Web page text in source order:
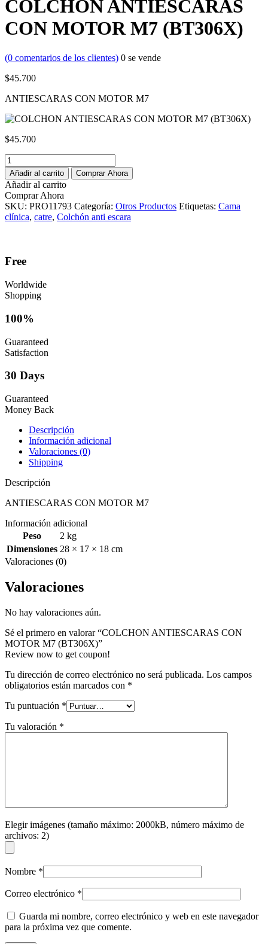
COLCHON ANTIESCARAS
CON MOTOR M7 (BT306X)
(0 comentarios de los clientes) 0 se vende
$45.700
ANTIESCARAS CON MOTOR M7
$45.700
COLCHON
ANTIESCARAS
CON
MOTOR
M7
(BT306X)
cantidad
Añadir al carrito Comprar Ahora
Añadir al carrito
Comprar Ahora
SKU: PRO11793 Categoría: Otros Productos Etiquetas: Cama
clínica, catre, Colchón anti escara
Free
Worldwide
Shopping
100%
Guaranteed
Satisfaction
30 Days
Guaranteed
Money Back
Descripción
Información adicional
Valoraciones (0)
Shipping
Descripción
ANTIESCARAS CON MOTOR M7
Información adicional
Peso
2 kg
Dimensiones 28 × 17 × 18 cm
Valoraciones (0)
Valoraciones
No hay valoraciones aún.
Sé el primero en valorar “COLCHON ANTIESCARAS CON
MOTOR M7 (BT306X)”
Review now to get coupon!
Tu dirección de correo electrónico no será publicada. Los campos
obligatorios están marcados con *
Tu puntuación *
Tu valoración *
Elegir imágenes (tamaño máximo: 2000kB, número máximo de
archivos: 2)
Nombre *
Correo electrónico *
Guarda mi nombre, correo electrónico y web en este navegador
para la próxima vez que comente.